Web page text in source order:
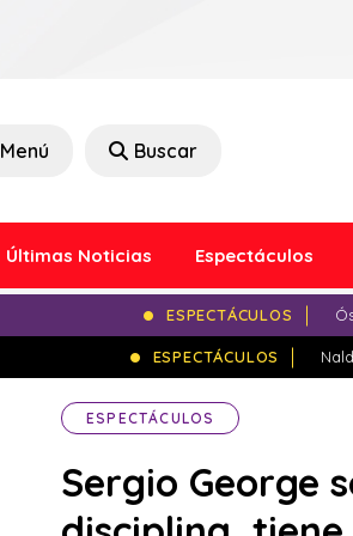
Menú Buscar
Últimas Noticias Espectáculos
ESPECTÁCULOS
ESPECTÁCULOS
ESPECTÁCULOS
Sergio George